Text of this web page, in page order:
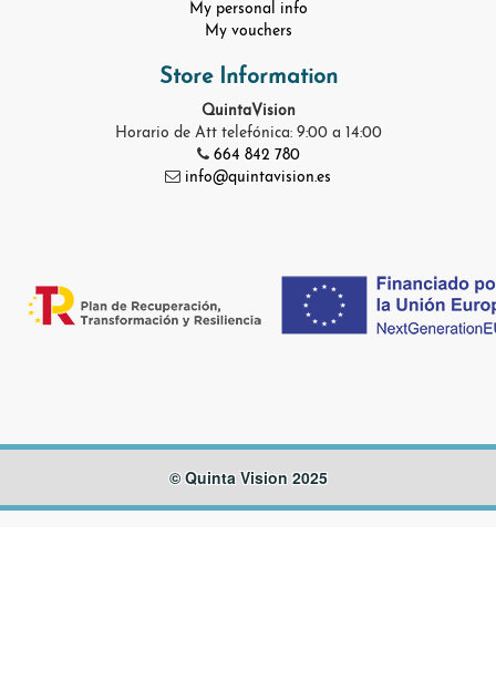
My personal info
My vouchers
Store Information
QuintaVision
Horario de Att telefónica: 9:00 a 14:00
664 842 780
info@quintavision.es
© Quinta Vision 2025